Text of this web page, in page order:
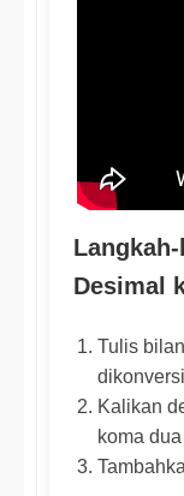
Desimal
Tulis
Kalikan
koma